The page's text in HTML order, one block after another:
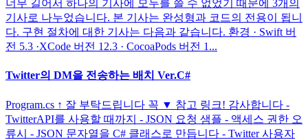
너무 길어서 하나의 기사에 모두를 쓸 수 없었기 때문에 3개의
기사로 나누었습니다. 본 기사는 완성형과 코드의 전용이 됩니
다. 구현 절차에 대한 기사는 다음과 같습니다. 환경 · Swift 버
전 5.3 ·XCode 버전 12.3 · CocoaPods 버전 1...
Twitter의 DM을 전송하는 배치 Ver.C#
Program.cs ↑ 잘 부탁드립니다 꼭 ▼ 참고 링크! 감사합니다 -
TwitterAPI를 사용할 때까지 - JSON 요청 샘플 - 액세스 권한 오
류시 - JSON 문자열을 C# 클래스로 만듭니다 - Twitter 사용자